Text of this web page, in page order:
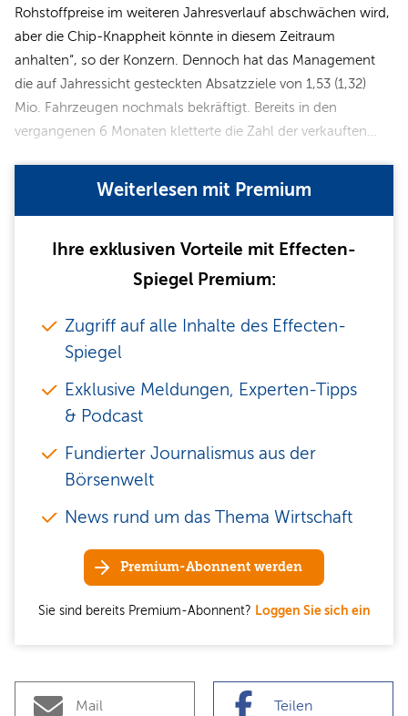
Rohstoffpreise im weiteren Jahresverlauf abschwächen wird,
aber die Chip-Knappheit könnte in diesem Zeitraum
anhalten“, so der Konzern. Dennoch hat das Management
die auf Jahressicht gesteckten Absatzziele von 1,53 (1,32)
Mio. Fahrzeugen nochmals bekräftigt. Bereits in den
vergangenen 6 Monaten kletterte die Zahl der verkauften…
Weiterlesen mit Premium
Ihre exklusiven Vorteile mit Effecten-
Spiegel Premium:
Zugriff auf alle Inhalte des Effecten-
Spiegel
Exklusive Meldungen, Experten-Tipps
& Podcast
Fundierter Journalismus aus der
Börsenwelt
News rund um das Thema Wirtschaft
Premium-Abonnent werden
Sie sind bereits Premium-Abonnent? Loggen Sie sich ein
Mail Teilen